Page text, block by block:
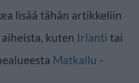
lisää tähän artikkeliin
kuten Irlanti tai
Matkailu -